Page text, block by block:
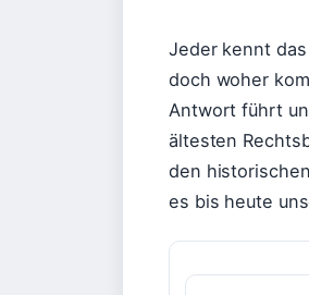
Jeder kennt
doch woher
Antwort führt
ältesten
den
es bis heute